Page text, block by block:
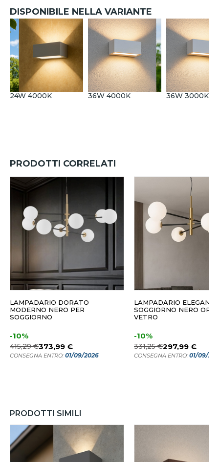
DISPONIBILE NELLA VARIANTE
24W 4000K 36W 4000K 36W 3000K
PRODOTTI CORRELATI
LAMPADARIO DORATO
MODERNO NERO PER
SOGGIORNO
-10%
415,29 €373,99 €
CONSEGNA ENTRO: 01/09/2026
LAMPADARIO
SOGGIORNO NERO ORO
VETRO
-10%
331,25 €297,99 €
CONSEGNA ENTRO: 01/09/
PRODOTTI SIMILI